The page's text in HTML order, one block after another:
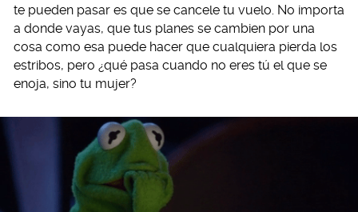
te pueden pasar es que se cancele tu vuelo. No importa
a donde vayas, que tus planes se cambien por una
cosa como esa puede hacer que cualquiera pierda los
estribos, pero ¿qué pasa cuando no eres tú el que se
enoja, sino tu mujer?